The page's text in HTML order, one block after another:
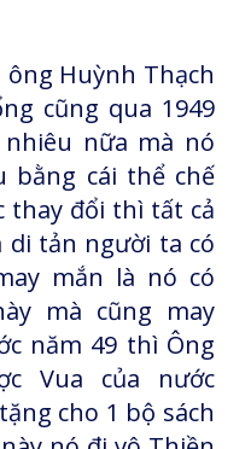
Huỳnh Thạch
cũng qua 1949
nữa mà nó
bằng cái thể chế
thay đổi thì tất cả
tản người ta có
mắn là nó có
mà cũng may
năm 49 thì Ông
Vua của nước
cho 1 bộ sách